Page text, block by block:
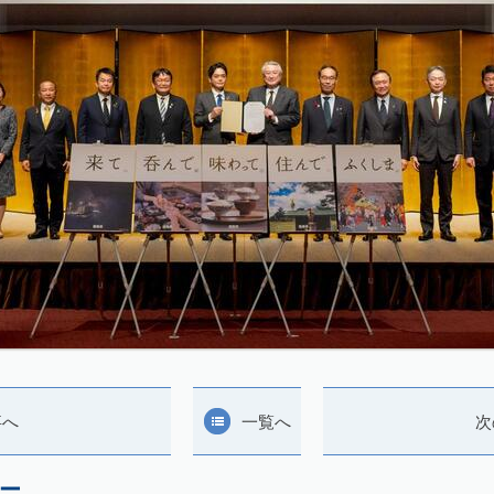
一覧へ